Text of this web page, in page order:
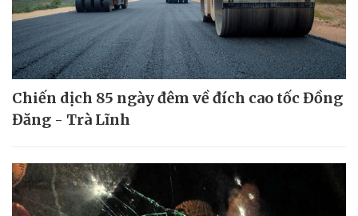
Chiến dịch 85 ngày đêm về đích cao tốc Đồng
Đăng - Trà Lĩnh